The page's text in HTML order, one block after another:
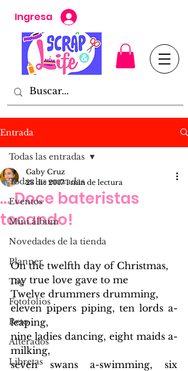
Ingresa
Entrada
Todas las entradas
Eventos
Mini álbum
Novedades de la tienda
Planner
Tag
Fotofolios
Reto
Alterados
Libretas
Todas las entradas
... Doce bateristas
tocando!
Gaby Cruz
23 dic 2017 1 min de lectura
On the twelfth day of Christmas,
my true love gave to me
Twelve drummers drumming,
eleven pipers piping, ten lords a-
leaping,
nine ladies dancing, eight maids a-
milking,
seven swans a-swimming, six